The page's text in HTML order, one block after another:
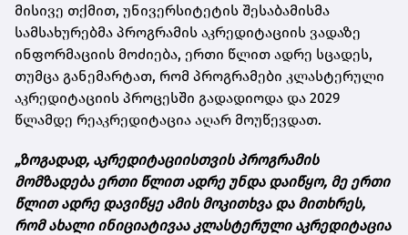
მისივე თქმით, უნივერსიტეტის შესაბამისმა
სამსახურებმა პროგრამის აკრედიტაციის ვადაზე
ინფორმაციის მოძიება, ერთი წლით ადრე სცადეს,
თუმცა განემარტათ, რომ პროგრამები კლასტერული
აკრედიტაციის პროცესში გადადიოდა და 2029
წლამდე რეაკრედიტაცია აღარ მოუწევდათ.
„ზოგადად, აკრედიტაციისთვის პროგრამის
მომზადება ერთი წლით ადრე უნდა დაიწყო, მე ერთი
წლით ადრე დავიწყე ამის მოკითხვა და მითხრეს,
რომ ახალი ინიციატივაა კლასტერული აკრედიტაცია